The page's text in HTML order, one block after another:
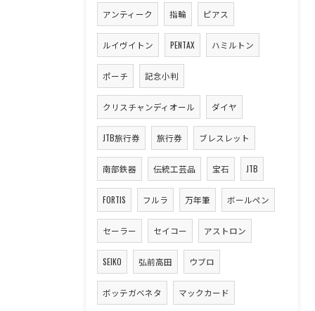
アンティーク 指輪 ピアス
ルイヴイトン PENTAX ハミルトン
ポーチ 記念小判
クリスチャンディオール ダイヤ
JTB旅行券 旅行券 ブレスレット
南部鉄器 伝統工芸品 宝石 JTB
FORTIS フルラ 万年筆 ボールペン
セーラー セイコー アストロン
SEIKO 弘前高田 ウブロ
ボッテガベネタ マックカード